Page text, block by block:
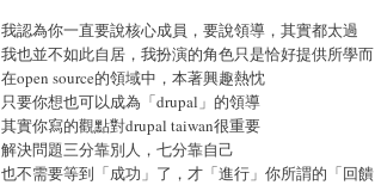
我認為你一直要說核心成員，要說領導，其實都太過
我也並不如此自居，我扮演的角色只是恰好提供所學
在open source的領域中，本著興趣熱忱
只要你想也可以成為「drupal」的領導
其實你寫的觀點對drupal taiwan很重要
解決問題三分靠別人，七分靠自己
也不需要等到「成功」了，才「進行」你所謂的「回